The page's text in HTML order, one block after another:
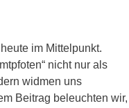
im Mittelpunkt.
nicht nur als
widmen uns
Beitrag beleuchten wir,